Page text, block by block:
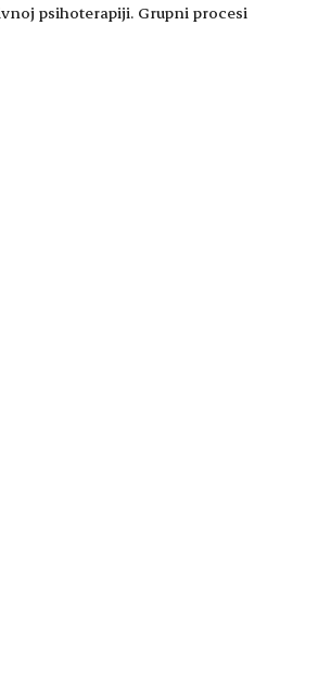
psihoterapiji. Grupni procesi